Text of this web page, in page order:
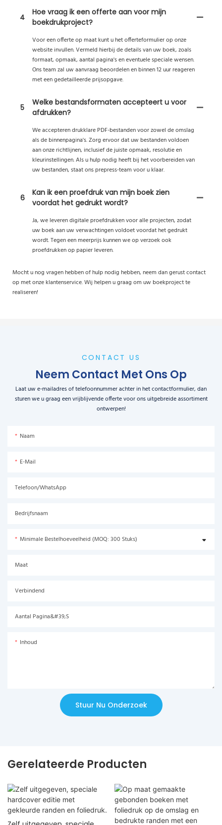
4
Hoe vraag ik een offerte aan voor mijn
boekdrukproject?
Voor een offerte op maat kunt u het offerteformulier op onze
website invullen. Vermeld hierbij de details van uw boek, zoals
formaat, opmaak, aantal pagina's en eventuele speciale wensen.
Ons team zal uw aanvraag beoordelen en binnen 12 uur reageren
met een gedetailleerde prijsopgave.
5
Welke bestandsformaten accepteert u voor
afdrukken?
We accepteren drukklare PDF-bestanden voor zowel de omslag
als de binnenpagina's. Zorg ervoor dat uw bestanden voldoen
aan onze richtlijnen, inclusief de juiste opmaak, resolutie en
kleurinstellingen. Als u hulp nodig heeft bij het voorbereiden van
uw bestanden, staat ons prepress-team voor u klaar.
6
Kan ik een proefdruk van mijn boek zien
voordat het gedrukt wordt?
Ja, we leveren digitale proefdrukken voor alle projecten, zodat
uw boek aan uw verwachtingen voldoet voordat het gedrukt
wordt. Tegen een meerprijs kunnen we op verzoek ook
proefdrukken op papier leveren.
Mocht u nog vragen hebben of hulp nodig hebben, neem dan gerust contact
op met onze klantenservice. Wij helpen u graag om uw boekproject te
realiseren!
CONTACT US
Neem Contact Met Ons Op
Laat uw e-mailadres of telefoonnummer achter in het contactformulier, dan
sturen we u graag een vrijblijvende offerte voor ons uitgebreide assortiment
ontwerpen!
Naam
E-Mail
Telefoon/WhatsApp
Bedrijfsnaam
Minimale Bestelhoeveelheid (MOQ: 300 Stuks)
Maat
Verbindend
Aantal Pagina&#39;s
Inhoud
Stuur Nu Onderzoek
Gerelateerde Producten